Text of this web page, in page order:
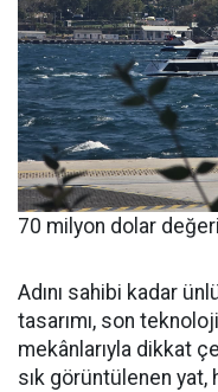
70 milyon dolar
Adını sahibi kadar
tasarımı, son
mekânlarıyla dikkat
sık görüntülenen yat,